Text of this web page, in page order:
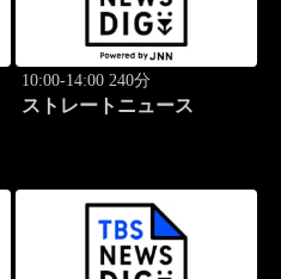
10:00-14:00 240分
ストレートニュース